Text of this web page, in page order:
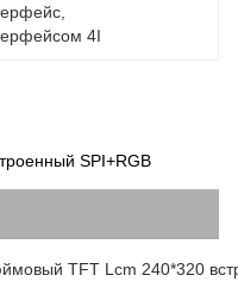
4I
SPI+RGB
TFT Lcm 240*320